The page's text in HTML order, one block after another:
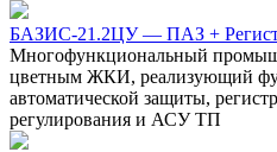
БАЗИС-21.2ЦУ — ПАЗ +
Многофункциональный
цветным ЖКИ, реализующий
автоматической защиты,
регулирования и АСУ ТП